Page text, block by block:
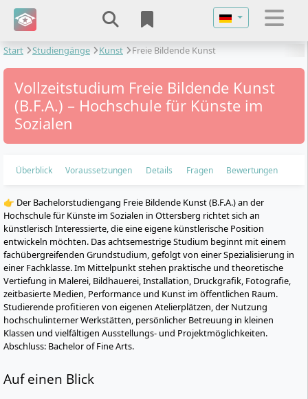
Sprache
Start Studiengänge Kunst Freie Bildende Kunst
Vollzeitstudium Freie Bildende Kunst
(B.F.A.) – Hochschule für Künste im
Sozialen
Überblick Voraussetzungen Details Fragen Bewertungen
👉 Der Bachelorstudiengang Freie Bildende Kunst (B.F.A.) an der
Hochschule für Künste im Sozialen in Ottersberg richtet sich an
künstlerisch Interessierte, die eine eigene künstlerische Position
entwickeln möchten. Das achtsemestrige Studium beginnt mit einem
fachübergreifenden Grundstudium, gefolgt von einer Spezialisierung in
einer Fachklasse. Im Mittelpunkt stehen praktische und theoretische
Vertiefung in Malerei, Bildhauerei, Installation, Druckgrafik, Fotografie,
zeitbasierte Medien, Performance und Kunst im öffentlichen Raum.
Studierende profitieren von eigenen Atelierplätzen, der Nutzung
hochschulinterner Werkstätten, persönlicher Betreuung in kleinen
Klassen und vielfältigen Ausstellungs- und Projektmöglichkeiten.
Abschluss: Bachelor of Fine Arts.
Auf einen Blick